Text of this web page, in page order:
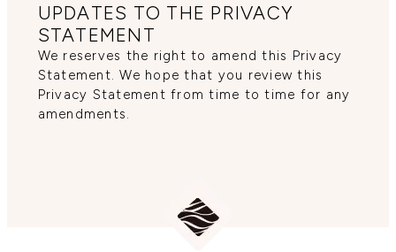
UPDATES TO THE PRIVACY
STATEMENT
We reserves the right to amend this Privacy
Statement. We hope that you review this
Privacy Statement from time to time for any
amendments.